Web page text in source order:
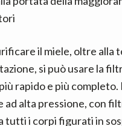
il miele, oltre alla
si può usare la
rapido e più completo.
ad alta pressione, con
tutti i corpi figurati in